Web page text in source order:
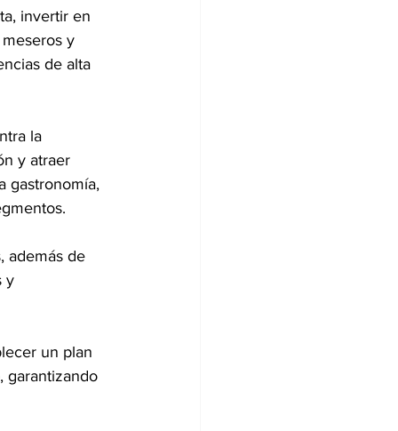
invertir en
y
de alta
la
y atraer
gastronomía,
además de
y
un plan
garantizando